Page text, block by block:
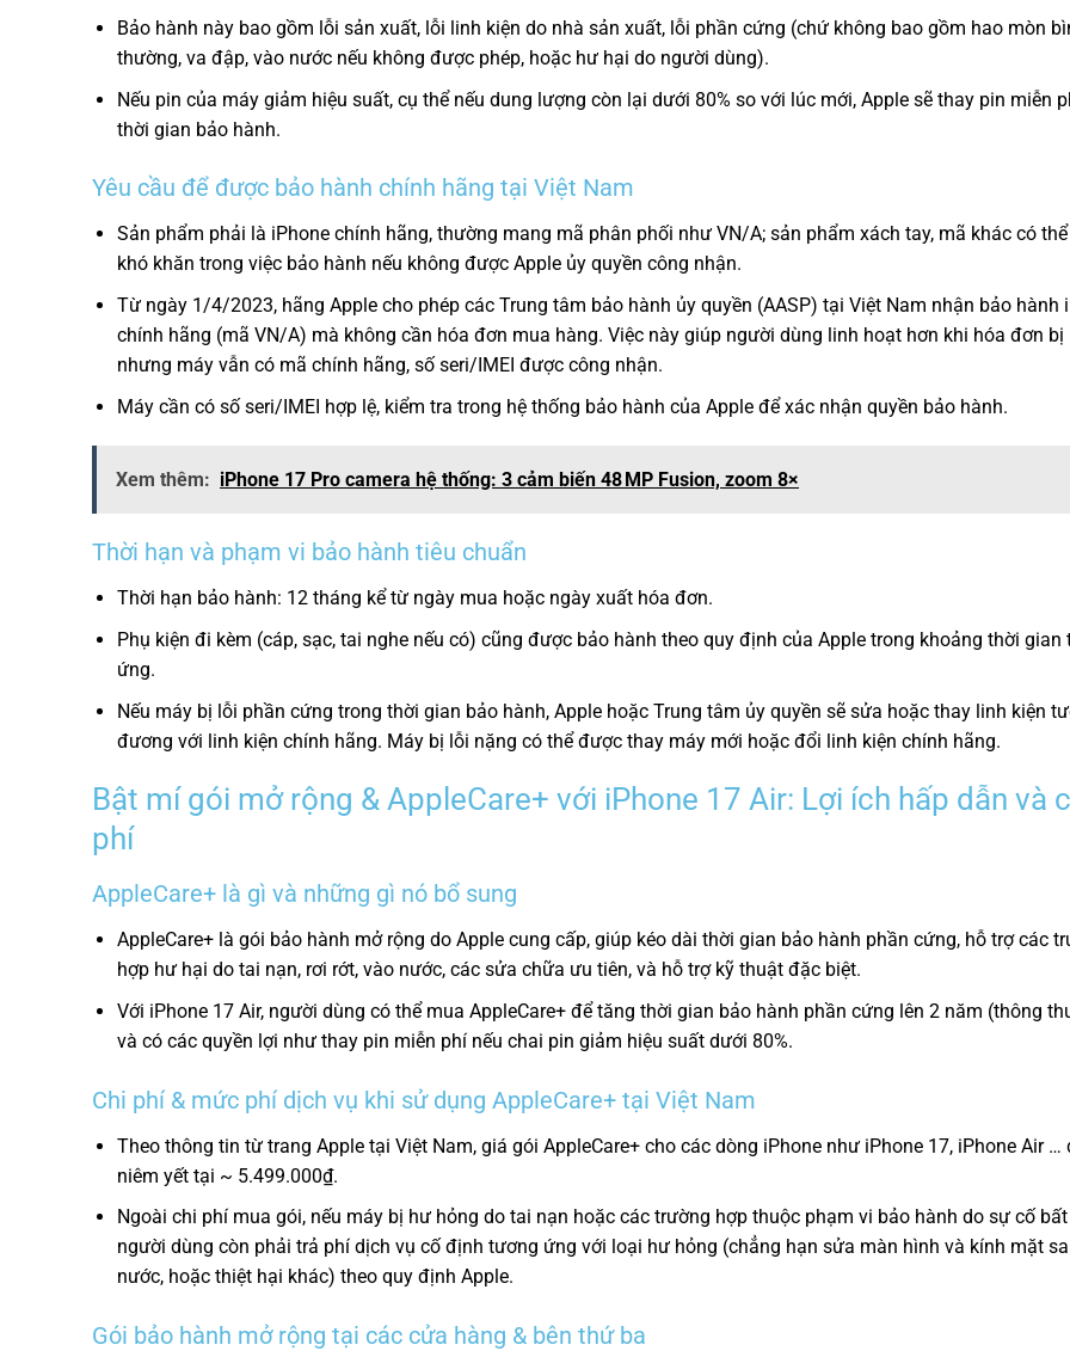
Bảo hành này bao gồm lỗi sản xuất, lỗi linh kiện do nhà sản xuất, lỗi phần cứng (chứ không bao gồm hao mòn
thường, va đập, vào nước nếu không được phép, hoặc hư hại do người dùng).
Nếu pin của máy giảm hiệu suất, cụ thể nếu dung lượng còn lại dưới 80% so với lúc mới, Apple sẽ thay pin miễn
thời gian bảo hành.
Yêu cầu để được bảo hành chính hãng tại Việt Nam
Sản phẩm phải là iPhone chính hãng, thường mang mã phân phối như VN/A; sản phẩm xách tay, mã khác có
khó khăn trong việc bảo hành nếu không được Apple ủy quyền công nhận.
Từ ngày 1/4/2023, hãng Apple cho phép các Trung tâm bảo hành ủy quyền (AASP) tại Việt Nam nhận bảo hành
chính hãng (mã VN/A) mà không cần hóa đơn mua hàng. Việc này giúp người dùng linh hoạt hơn khi hóa đơn bị
nhưng máy vẫn có mã chính hãng, số seri/IMEI được công nhận.
Máy cần có số seri/IMEI hợp lệ, kiểm tra trong hệ thống bảo hành của Apple để xác nhận quyền bảo hành.
Xem thêm: iPhone 17 Pro camera hệ thống: 3 cảm biến 48 MP Fusion, zoom 8×
Thời hạn và phạm vi bảo hành tiêu chuẩn
Thời hạn bảo hành: 12 tháng kể từ ngày mua hoặc ngày xuất hóa đơn.
Phụ kiện đi kèm (cáp, sạc, tai nghe nếu có) cũng được bảo hành theo quy định của Apple trong khoảng thời gian
ứng.
Nếu máy bị lỗi phần cứng trong thời gian bảo hành, Apple hoặc Trung tâm ủy quyền sẽ sửa hoặc thay linh kiện
đương với linh kiện chính hãng. Máy bị lỗi nặng có thể được thay máy mới hoặc đổi linh kiện chính hãng.
Bật mí gói mở rộng & AppleCare+ với iPhone 17 Air: Lợi ích hấp dẫn và
phí
AppleCare+ là gì và những gì nó bổ sung
AppleCare+ là gói bảo hành mở rộng do Apple cung cấp, giúp kéo dài thời gian bảo hành phần cứng, hỗ trợ các
hợp hư hại do tai nạn, rơi rớt, vào nước, các sửa chữa ưu tiên, và hỗ trợ kỹ thuật đặc biệt.
Với iPhone 17 Air, người dùng có thể mua AppleCare+ để tăng thời gian bảo hành phần cứng lên 2 năm (thông
và có các quyền lợi như thay pin miễn phí nếu chai pin giảm hiệu suất dưới 80%.
Chi phí & mức phí dịch vụ khi sử dụng AppleCare+ tại Việt Nam
Theo thông tin từ trang Apple tại Việt Nam, giá gói AppleCare+ cho các dòng iPhone như iPhone 17, iPhone Air …
niêm yết tại ~ 5.499.000₫.
Ngoài chi phí mua gói, nếu máy bị hư hỏng do tai nạn hoặc các trường hợp thuộc phạm vi bảo hành do sự cố bất
người dùng còn phải trả phí dịch vụ cố định tương ứng với loại hư hỏng (chẳng hạn sửa màn hình và kính mặt
nước, hoặc thiệt hại khác) theo quy định Apple.
Gói bảo hành mở rộng tại các cửa hàng & bên thứ ba